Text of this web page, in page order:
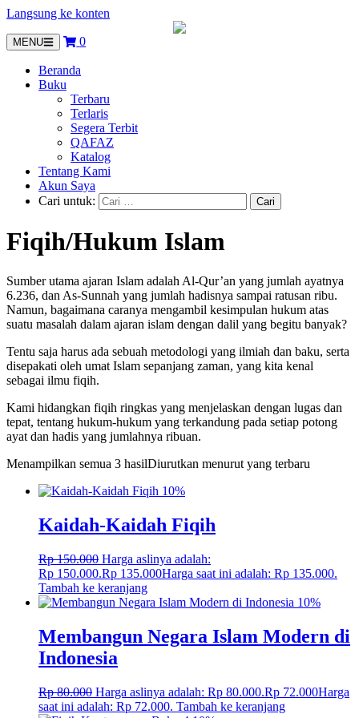
Langsung ke konten
MENU 0
Beranda
Buku
Terbaru
Terlaris
Segera Terbit
QAFAZ
Katalog
Tentang Kami
Akun Saya
Cari untuk:
Fiqih/Hukum Islam
Sumber utama ajaran Islam adalah Al-Qur’an yang jumlah ayatnya
6.236, dan As-Sunnah yang jumlah hadisnya sampai ratusan ribu.
Namun, bagaimana caranya mengambil kesimpulan hukum atas
suatu masalah dalam ajaran islam dengan dalil yang begitu banyak?
Tentu saja harus ada sebuah metodologi yang ilmiah dan baku, serta
disepakati oleh umat Islam sepanjang zaman, yang kita kenal
sebagai ilmu fiqih.
Kami hidangkan fiqih ringkas yang menjelaskan dengan lugas dan
tepat, tentang hukum-hukum yang terkandung pada setiap potong
ayat dan hadis yang jumlahnya ribuan.
Menampilkan semua 3 hasilDiurutkan menurut yang terbaru
10%
Kaidah-Kaidah Fiqih
Rp150.000 Harga aslinya adalah:
Rp 150.000.Rp 135.000Harga saat ini adalah: Rp 135.000.
Tambah ke keranjang
10%
Membangun Negara Islam Modern di
Indonesia
Rp80.000 Harga aslinya adalah: Rp 80.000.Rp 72.000Harga
saat ini adalah: Rp 72.000. Tambah ke keranjang